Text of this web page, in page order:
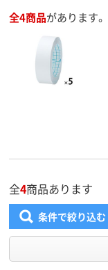
全4商品があります。
全4商品あります
条件で絞り込む